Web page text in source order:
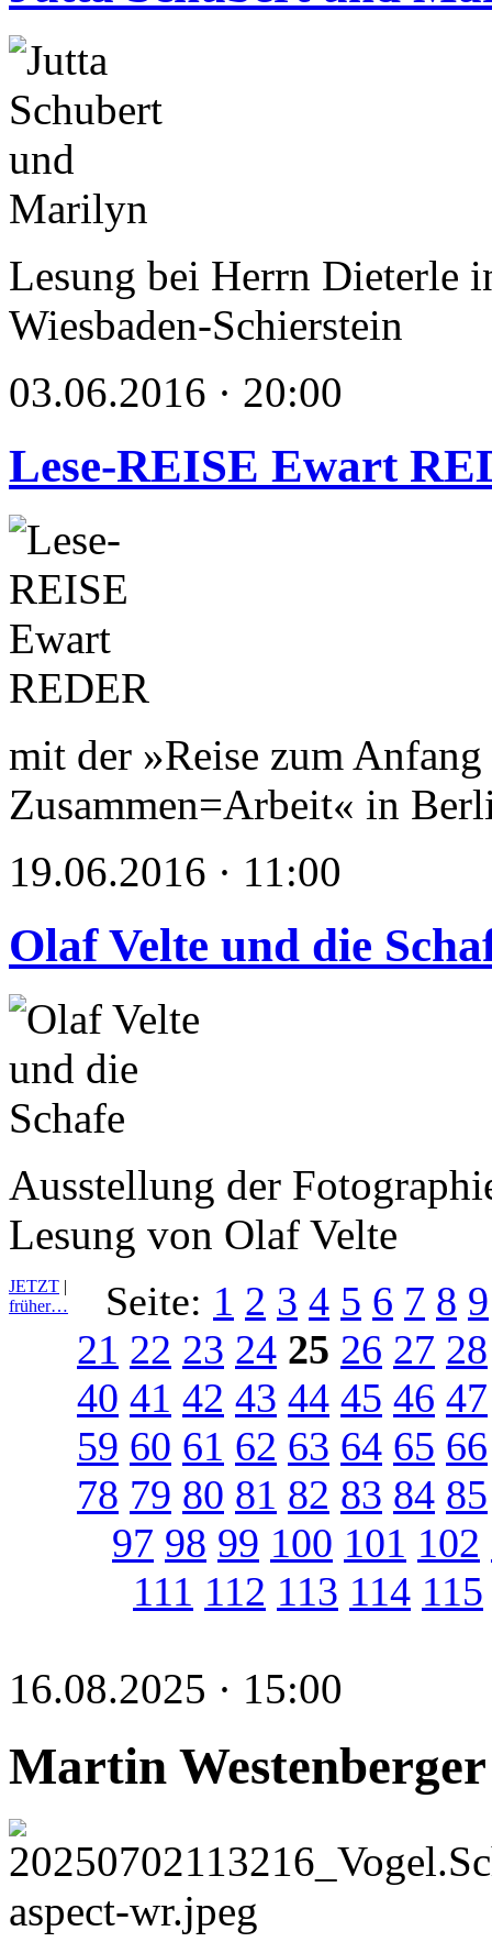
Lesung bei Herrn Dieterle
Wiesbaden-Schierstein
03.06.2016 · 20:00
Lese-REISE Ewart
mit der »Reise zum
Zusammen=Arbeit« in
19.06.2016 · 11:00
Olaf Velte und die
Ausstellung der
Lesung von Olaf Velte
JETZT |
früher…
Seite: 1 2 3 4 5 6 7 8 9
21 22 23 24 25 26 27 28
40 41 42 43 44 45 46 47
59 60 61 62 63 64 65 66
78 79 80 81 82 83 84 85
97 98 99 100 101 102
111 112 113 114 115
16.08.2025 · 15:00
Martin Westenberger